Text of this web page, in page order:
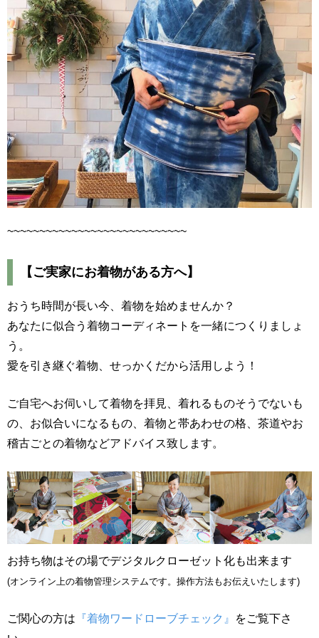
~~~~~~~~~~~~~~~~~~~~~~~~~~~~
【ご実家にお着物がある方へ】
おうち時間が長い今、着物を始めませんか？
あなたに似合う着物コーディネートを一緒につくりましょ
う。
愛を引き継ぐ着物、せっかくだから活用しよう！
ご自宅へお伺いして着物を拝見、着れるものそうでないも
の、お似合いになるもの、着物と帯あわせの格、茶道やお
稽古ごとの着物などアドバイス致します。
お持ち物はその場でデジタルクローゼット化も出来ます
(オンライン上の着物管理システムです。操作方法もお伝えいたします)
ご関心の方は 『着物ワードローブチェック』
をご覧下さ